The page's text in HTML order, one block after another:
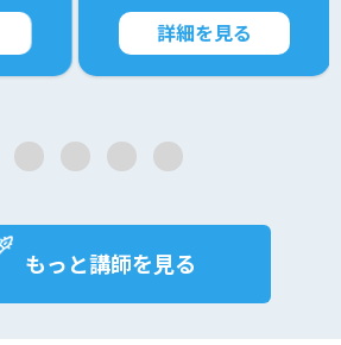
ら…
詳細を見る
もっと講師を見る